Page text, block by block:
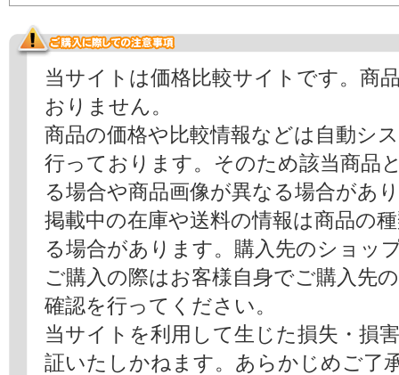
当サイトは価格比較サイトです。商
おりません。
商品の価格や比較情報などは自動シ
行っております。そのため該当商品
る場合や商品画像が異なる場合があ
掲載中の在庫や送料の情報は商品の
る場合があります。購入先のショッ
ご購入の際はお客様自身でご購入先
確認を行ってください。
当サイトを利用して生じた損失・損
証いたしかねます。あらかじめご了